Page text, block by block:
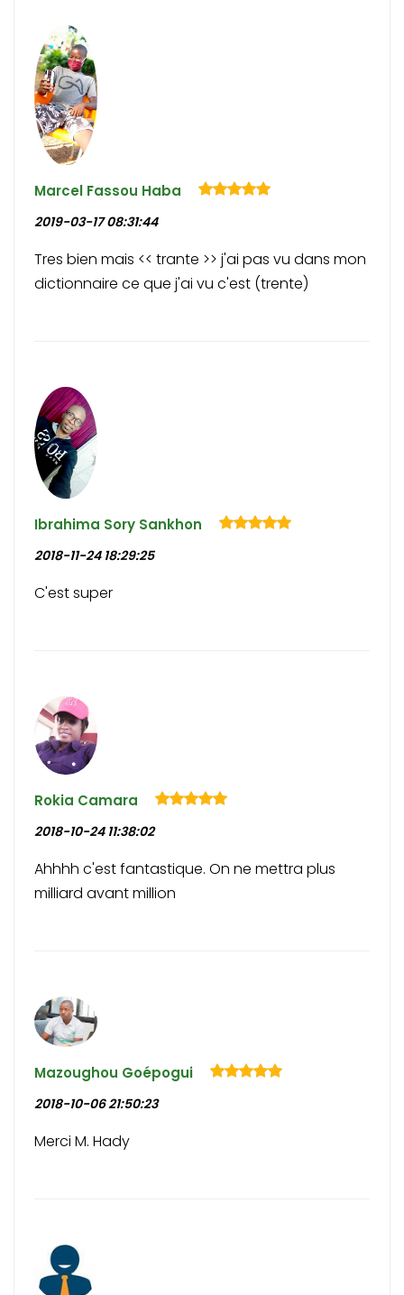
Marcel Fassou Haba
2019-03-17 08:31:44
Tres bien mais << trante >> j'ai pas vu dans mon
dictionnaire ce que j'ai vu c'est (trente)
Ibrahima Sory Sankhon
2018-11-24 18:29:25
C'est super
Rokia Camara
2018-10-24 11:38:02
Ahhhh c'est fantastique. On ne mettra plus
milliard avant million
Mazoughou Goépogui
2018-10-06 21:50:23
Merci M. Hady